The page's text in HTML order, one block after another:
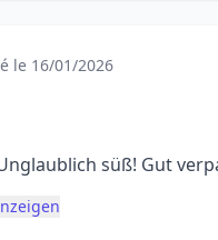
le 16/01/2026
süß! Gut